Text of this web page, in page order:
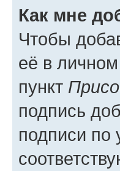
Как мне
Чтобы
её в
пункт
подпись
подписи